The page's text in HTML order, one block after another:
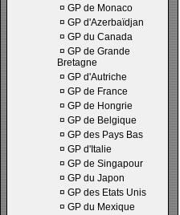
¤ GP de Monaco
¤ GP d'Azerbaïdjan
¤ GP du Canada
¤ GP de Grande
Bretagne
¤ GP d'Autriche
¤ GP de France
¤ GP de Hongrie
¤ GP de Belgique
¤ GP des Pays Bas
¤ GP d'Italie
¤ GP de Singapour
¤ GP du Japon
¤ GP des Etats Unis
¤ GP du Mexique